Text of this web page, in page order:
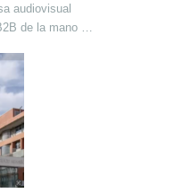
audiovisual
de la mano de